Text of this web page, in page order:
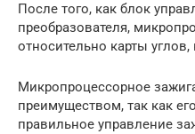
После того, как блок
преобразователя,
относительно карты
Микропроцессорное
преимуществом, так как
правильное управление